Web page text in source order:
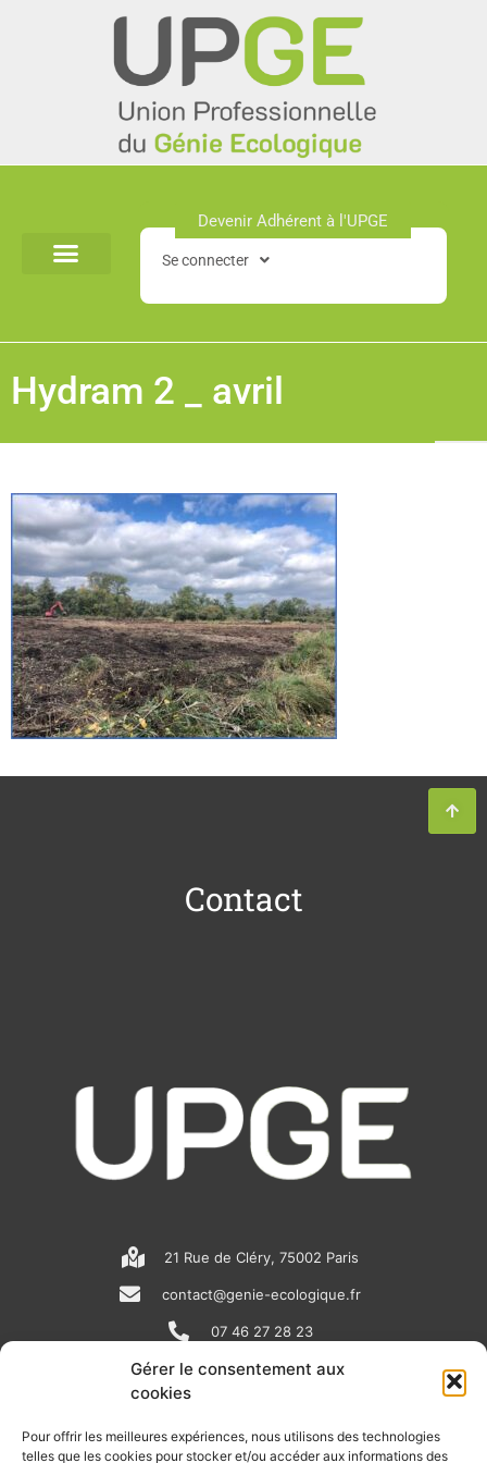
Gérer le consentement aux
cookies
Pour offrir les meilleures expériences, nous utilisons des technologies
telles que les cookies pour stocker et/ou accéder aux informations des
Devenir Adhérent à l'UPGE​
Se connecter
Hydram 2 _ avril
Contact
21 Rue de Cléry, 75002 Paris
contact@genie-ecologique.fr
07 46 27 28 23
N
e
i
o